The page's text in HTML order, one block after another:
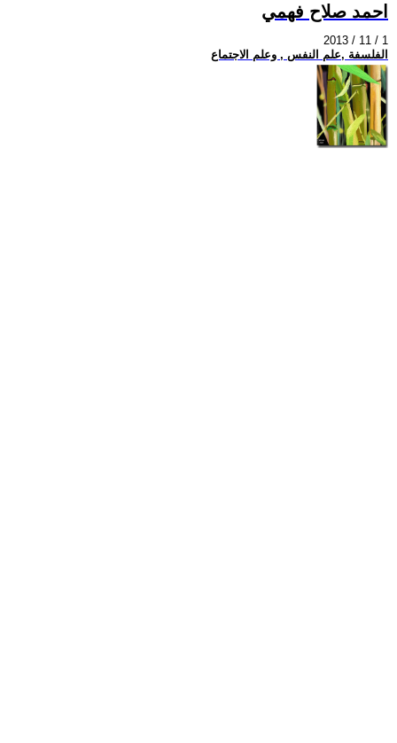
احمد صلاح فهمي
2013 / 11 / 1
الفلسفة ,علم النفس , وعلم الاجتماع